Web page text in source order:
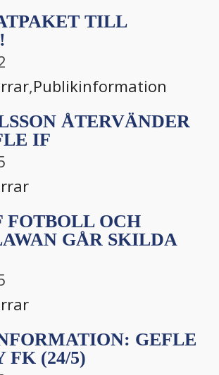
TILL
,Publikinformation
ÅTERVÄNDER
IF
FOTBOLL OCH
GÅR SKILDA
GEFLE
FK (24/5)